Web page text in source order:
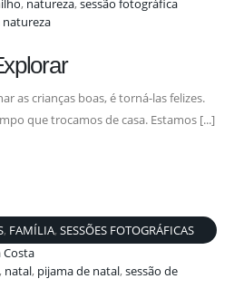
, natureza,sessão fotográfica
natureza
as crianças boas, é torná-las felizes.
que trocamos de casa. Estamos [...]
Costa
, FAMÍLIA, SESSÕES FOTOGRÁFICAS
, natal, pijama de natal,sessão de